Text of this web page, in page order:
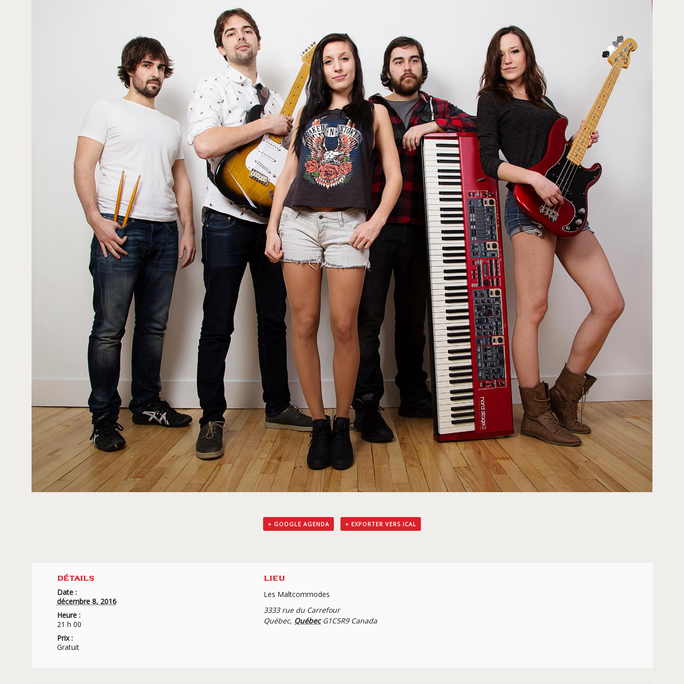
+ GOOGLE AGENDA + EXPORTER VERS ICAL
DÉTAILS
Date :
décembre 8, 2016
Heure :
21 h 00
Prix :
Gratuit
LIEU
Les Maltcommodes
3333 rue du Carrefour
Québec, Québec G1C5R9 Canada